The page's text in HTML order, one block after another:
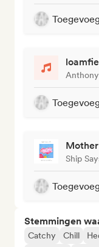
Ship
Stemmingen
Catchy Chill